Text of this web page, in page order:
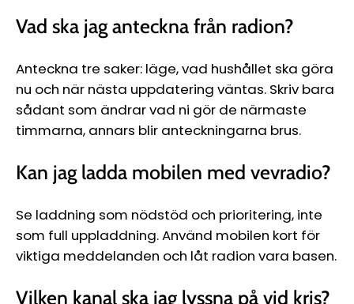
Vad ska jag anteckna från radion?
Anteckna tre saker: läge, vad hushållet ska göra
nu och när nästa uppdatering väntas. Skriv bara
sådant som ändrar vad ni gör de närmaste
timmarna, annars blir anteckningarna brus.
Kan jag ladda mobilen med vevradio?
Se laddning som nödstöd och prioritering, inte
som full uppladdning. Använd mobilen kort för
viktiga meddelanden och låt radion vara basen.
Vilken kanal ska jag lyssna på vid kris?